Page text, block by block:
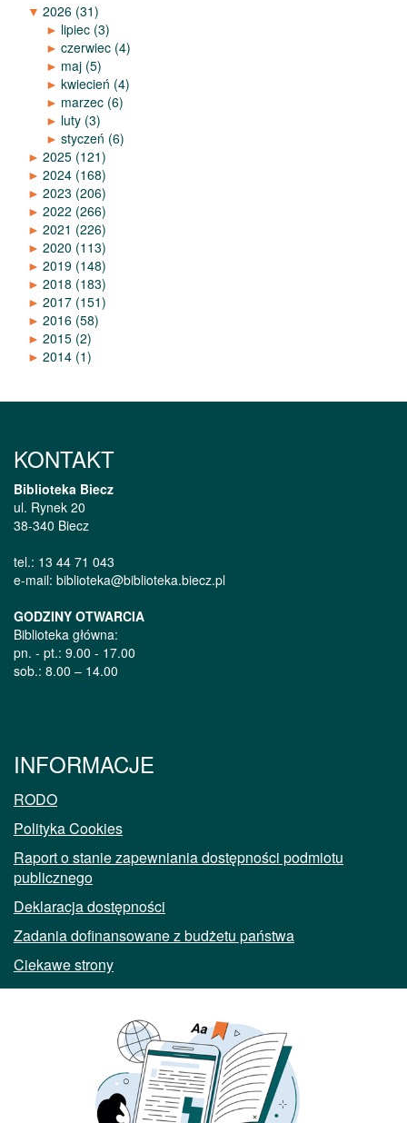
▼ 2026 (31)
► lipiec (3)
► czerwiec (4)
► maj (5)
► kwiecień (4)
► marzec (6)
► luty (3)
► styczeń (6)
► 2025 (121)
► 2024 (168)
► 2023 (206)
► 2022 (266)
► 2021 (226)
► 2020 (113)
► 2019 (148)
► 2018 (183)
► 2017 (151)
► 2016 (58)
► 2015 (2)
► 2014 (1)
KONTAKT
Biblioteka Biecz
ul. Rynek 20
38-340 Biecz
tel.: 13 44 71 043
e-mail: biblioteka@biblioteka.biecz.pl
GODZINY OTWARCIA
Biblioteka główna:
pn. - pt.: 9.00 - 17.00
sob.: 8.00 – 14.00
INFORMACJE
RODO
Polityka Cookies
Raport o stanie zapewniania dostępności podmiotu
publicznego
Deklaracja dostępności
Zadania dofinansowane z budżetu państwa
Ciekawe strony